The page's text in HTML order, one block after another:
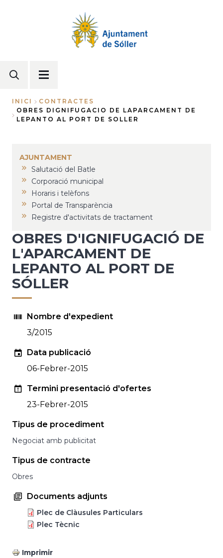
Fil
INICI
CONTRACTES
OBRES DIGNIFUGACIO DE LAPARCAMENT DE
LEPANTO AL PORT DE SOLLER
AJUNTAMENT
Salutació del Batle
Corporació municipal
Horaris i telèfons
Portal de Transparència
Registre d'activitats de tractament
OBRES D'IGNIFUGACIÓ DE
L'APARCAMENT DE
LEPANTO AL PORT DE
SÓLLER
Nombre d'expedient
3/2015
Data publicació
06-Febrer-2015
Termini presentació d'ofertes
23-Febrer-2015
Tipus de procediment
Negociat amb publicitat
Tipus de contracte
Obres
Documents adjunts
Plec de Clàusules Particulars
Plec Tècnic
Imprimir